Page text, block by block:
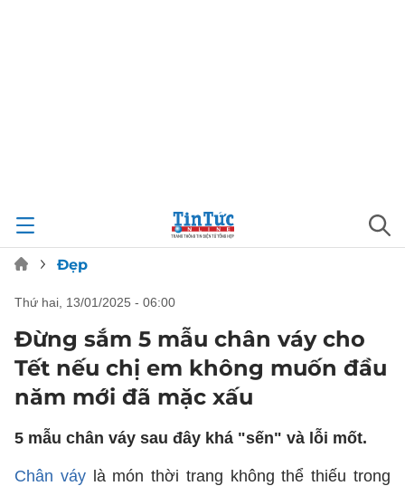
Đẹp
thứ hai, 13/01/2025 - 06:00
Đừng sắm 5 mẫu chân váy cho
Tết nếu chị em không muốn đầu
năm mới đã mặc xấu
5 mẫu chân váy sau đây khá "sến" và lỗi mốt.
Chân váylà món thời trang không thể thiếu trong